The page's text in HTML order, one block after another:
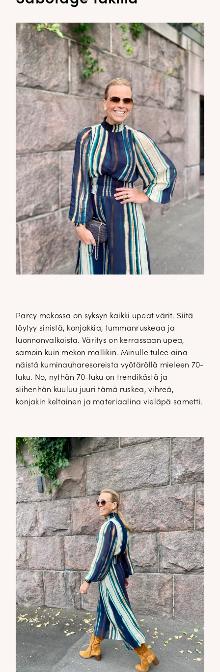
Parcy mekossa on syksyn kaikki upeat värit. Siitä
löytyy sinistä, konjakkia, tummanruskeaa ja
luonnonvalkoista. Väritys on kerrassaan upea,
samoin kuin mekon mallikin. Minulle tulee aina
näistä kuminauharesoreista vyötäröllä mieleen 70-
luku. No, nythän 70-luku on trendikästä ja
siihenhän kuuluu juuri tämä ruskea, vihreä,
konjakin keltainen ja materiaalina vieläpä sametti.